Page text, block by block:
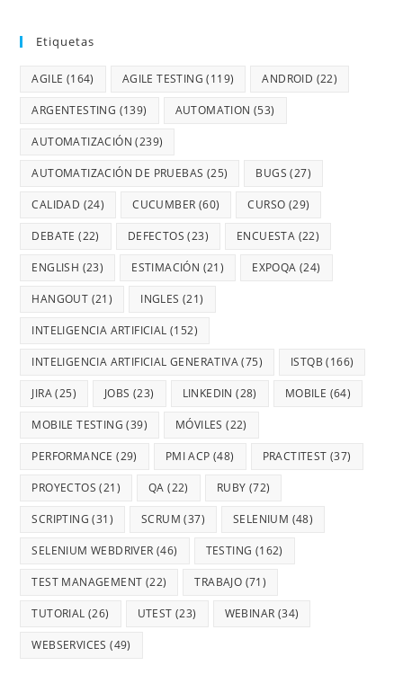
Etiquetas
AGILE (164) AGILE TESTING (119) ANDROID (22)
ARGENTESTING (139) AUTOMATION (53)
AUTOMATIZACIÓN (239)
AUTOMATIZACIÓN DE PRUEBAS (25) BUGS (27)
CALIDAD (24) CUCUMBER (60) CURSO (29)
DEBATE (22) DEFECTOS (23) ENCUESTA (22)
ENGLISH (23) ESTIMACIÓN (21) EXPOQA (24)
HANGOUT (21) INGLES (21)
INTELIGENCIA ARTIFICIAL (152)
INTELIGENCIA ARTIFICIAL GENERATIVA(75) ISTQB (166)
JIRA(25) JOBS (23) LINKEDIN (28) MOBILE (64)
MOBILE TESTING (39) MÓVILES (22)
PERFORMANCE (29) PMI ACP (48) PRACTITEST (37)
PROYECTOS (21) QA (22) RUBY (72)
SCRIPTING (31) SCRUM (37) SELENIUM (48)
SELENIUM WEBDRIVER (46) TESTING (162)
TEST MANAGEMENT (22) TRABAJO (71)
TUTORIAL (26) UTEST (23) WEBINAR (34)
WEBSERVICES (49)